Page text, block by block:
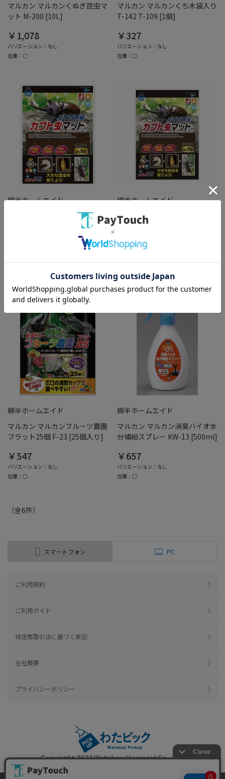
マルカン マルカンくぬぎ昆虫マ
ット M-200 [10L]
￥1,078
バリエーション：なし
在庫：○
マルカン マルカンくち木袋入り
T-142 T-109 [1個]
￥327
バリエーション：なし
在庫：○
綿半ホームエイド
マルカン マルカンバイオ育成カ
ブト虫マット M-702 [5L]
綿半ホームエイド
マルカン バイオ育成カブト虫マ
ット [10L]
￥1,188
綿半ホームエイド
マルカン マルカンフルーツ農園
フラット25個 F-23 [25個入り]
￥547
バリエーション：なし
在庫：○
綿半ホームエイド
マルカン マルカン消臭バイオ水
分補給スプレー KW-13 [500ml]
￥657
バリエーション：なし
在庫：○
（全6件）
スマートフォン PC
ご利用規約
ご利用ガイド
特定商取引法に基づく表記
会社概要
プライバシーポリシー
Copyright 2022Watahan Homeaid Co., Ltd.
Powered by Watahan Partners Co., Ltd.